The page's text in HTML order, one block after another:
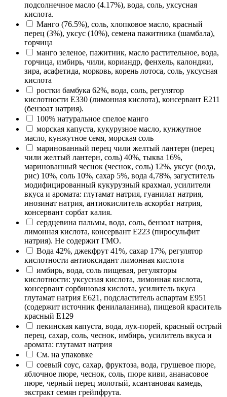
подсолнечное масло (4.17%), вода, соль, уксусная
кислота.
Манго (76.5%), соль, хлопковое масло, красный
перец (3%), уксус (10%), семена пажитника (шамбала),
горчица
манго зеленое, пажитник, масло растительное, вода,
горчица, имбирь, чили, кориандр, фенхель, калонджи,
зира, асафетида, морковь, корень лотоса, соль, уксусная
кислота
ростки бамбука 62%, вода, соль, регулятор
кислотности E330 (лимонная кислота), консервант E211
(бензоат натрия).
100% натуральное спелое манго
морская капуста, кукурузное масло, кунжутное
масло, кунжутное семя, морская соль
маринованный перец чили желтый лантерн (перец
чили желтый лантерн, соль) 40%, тыква 16%,
маринованный чеснок (чеснок, соль) 12%, уксус (вода,
рис) 10%, соль 10%, сахар 5%, вода 4,78%, загуститель
модифицированный кукурузный крахмал, усилители
вкуса и аромата: глутамат натрия, гуанилат натрия,
инозинат натрия, антиокислитель аскорбат натрия,
консервант сорбат калия.
сердцевина пальмы, вода, соль, бензоат натрия,
лимонная кислота, консервант Е223 (пиросульфит
натрия). Не содержит ГМО.
Вода 42%, джекфрут 41%, сахар 17%, регулятор
кислотности антиоксидант лимонная кислота
имбирь, вода, соль пищевая, регуляторы
кислотности: уксусная кислота, лимонная кислота,
консервант сорбиновая кислота, усилитель вкуса
глутамат натрия Е621, подсластитель аспартам Е951
(содержит источник фенилаланина), пищевой краситель
красный Е129
пекинская капуста, вода, лук-порей, красный острый
перец, сахар, соль, чеснок, имбирь, усилитель вкуса и
аромата: глутамат натрия
См. на упаковке
соевый соус, сахар, фруктоза, вода, грушевое пюре,
яблочное пюре, чеснок, соль, пюре киви, ананасовое
пюре, черный перец молотый, ксантановая камедь,
экстракт семян грейпфрута.